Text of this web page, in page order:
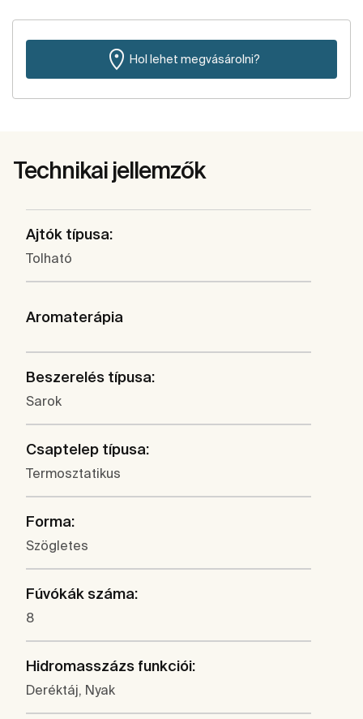
Hol lehet megvásárolni?
Technikai jellemzők
Ajtók típusa:
Tolható
Aromaterápia
Beszerelés típusa:
Sarok
Csaptelep típusa:
Termosztatikus
Forma:
Szögletes
Fúvókák száma:
8
Hidromasszázs funkciói:
Deréktáj, Nyak